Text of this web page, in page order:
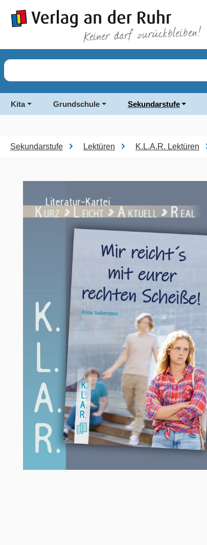
Zur Hauptnavigation springen
Kita Grundschule Sekundarstufe
Sekundarstufe Lektüren K.L.A.R. Lektüren
Bildergalerie überspringen